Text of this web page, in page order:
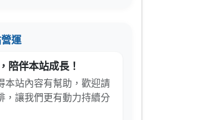
運
陪伴本站成長！
本站內容有幫助，歡迎請
，讓我們更有動力持續分